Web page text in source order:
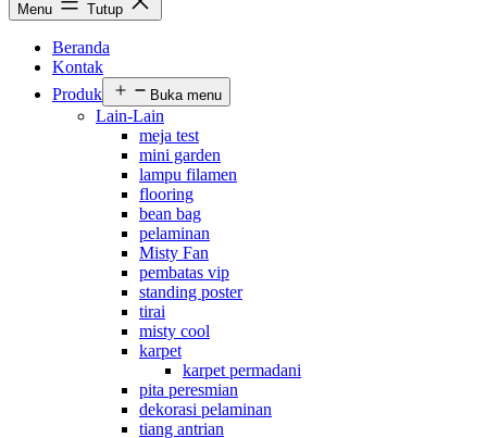
Menu Tutup
Beranda
Kontak
Produk
Buka menu
Lain-Lain
meja test
mini garden
lampu filamen
flooring
bean bag
pelaminan
Misty Fan
pembatas vip
standing poster
tirai
misty cool
karpet
karpet permadani
pita peresmian
dekorasi pelaminan
tiang antrian